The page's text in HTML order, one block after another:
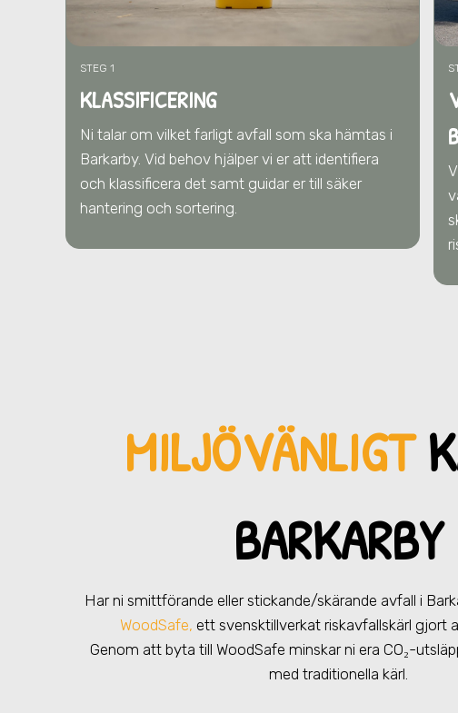
STEG 1
KLASSIFICERING
Ni talar om vilket farligt avfall som ska hämtas i
Barkarby. Vid behov hjälper vi er att identifiera
och klassificera det samt guidar er till säker
hantering och sortering.
MILJÖVÄNLIGT
BARKARBY
Har ni smittförande eller stickande/skärande avfall i
WoodSafe, ett svensktillverkat riskavfallskärl gjort
Genom att byta till WoodSafe minskar ni era CO₂-
med traditionella kärl.